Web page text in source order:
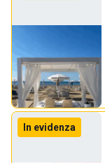
In evidenza